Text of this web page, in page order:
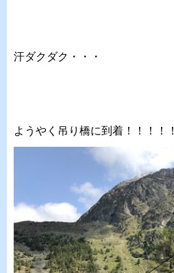
汗ダクダク・・・
ようやく吊り橋に到着！！！！！